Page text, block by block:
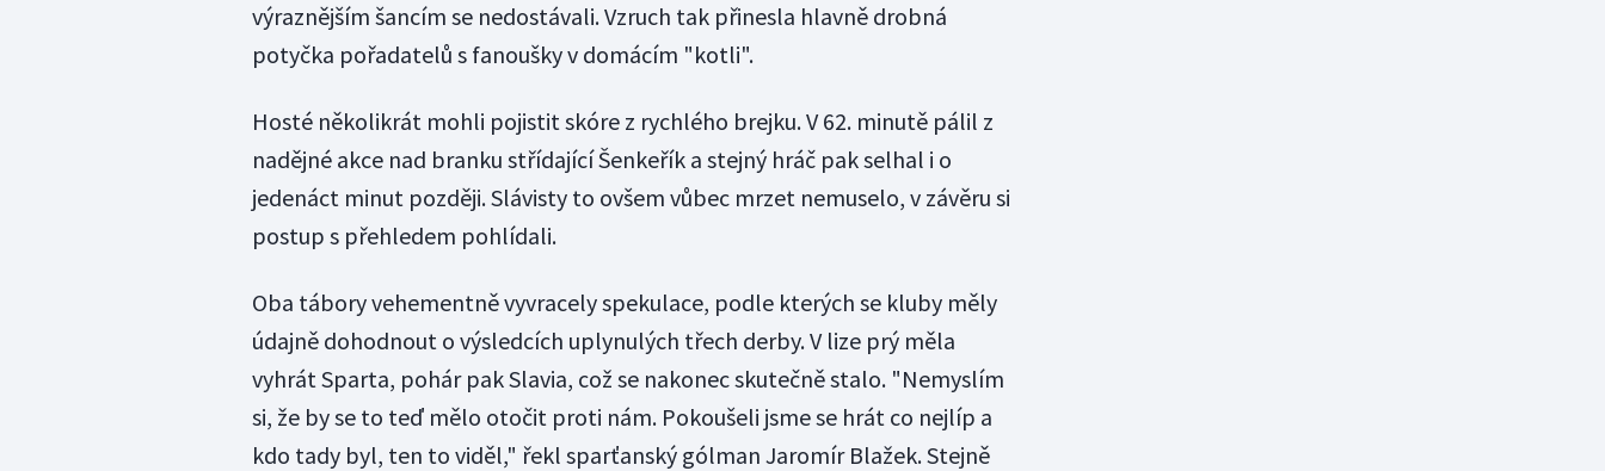
výraznějším šancím se nedostávali. Vzruch tak přinesla hlavně drobná
potyčka pořadatelů s fanoušky v domácím "kotli".
Hosté několikrát mohli pojistit skóre z rychlého brejku. V 62. minutě pálil z
nadějné akce nad branku střídající Šenkeřík a stejný hráč pak selhal i o
jedenáct minut později. Slávisty to ovšem vůbec mrzet nemuselo, v závěru si
postup s přehledem pohlídali.
Oba tábory vehementně vyvracely spekulace, podle kterých se kluby měly
údajně dohodnout o výsledcích uplynulých třech derby. V lize prý měla
vyhrát Sparta, pohár pak Slavia, což se nakonec skutečně stalo. "Nemyslím
si, že by se to teď mělo otočit proti nám. Pokoušeli jsme se hrát co nejlíp a
kdo tady byl, ten to viděl," řekl sparťanský gólman Jaromír Blažek. Stejně